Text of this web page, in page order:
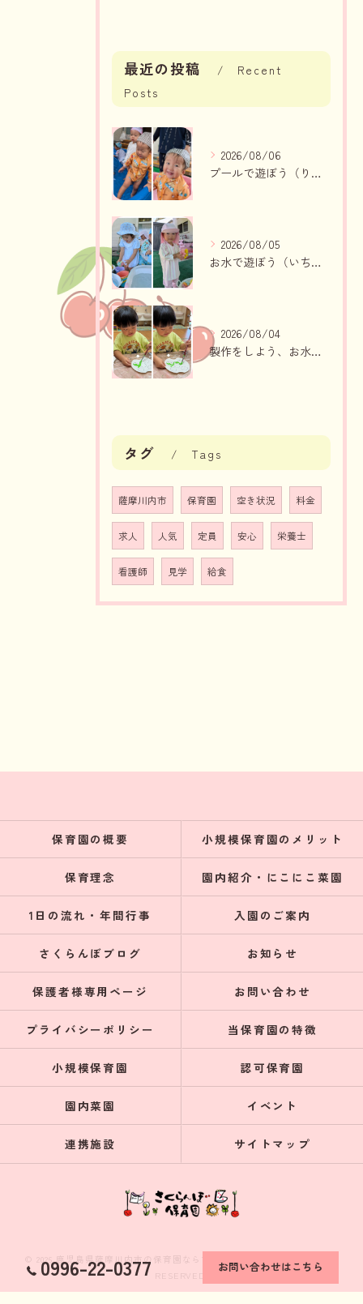
最近の投稿
Recent
Posts
2026/08/06
プールで遊ぼう（りんご組、いちご組）
2026/08/05
お水で遊ぼう（いちご組・りんご組）
2026/08/04
製作をしよう、お水遊び（りんご組、いちご組）
タグ Tags
薩摩川内市 保育園 空き状況 料金
求人 人気 定員 安心 栄養士
看護師 見学 給食
0996-22-0377 お問い合わせはこちら
保育園の概要 小規模保育園のメリット
保育理念 園内紹介・にこにこ菜園
1日の流れ・年間行事 入園のご案内
さくらんぼブログ お知らせ
保護者様専用ページ お問い合わせ
プライバシーポリシー 当保育園の特徴
小規模保育園 認可保育園
園内菜園 イベント
連携施設 サイトマップ
© 2026 鹿児島県薩摩川内市の保育園ならさくらんぼ保育園 ALL RIGHTS
RESERVED.